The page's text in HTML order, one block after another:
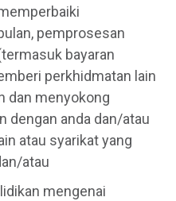
pemprosesan
bayaran
perkhidmatan lain
dan menyokong
dengan anda dan/atau
atau syarikat yang
atau
mengenai